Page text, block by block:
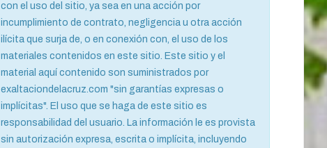
con el uso del sitio, ya sea en una acción por
incumplimiento de contrato, negligencia u otra acción
ilícita que surja de, o en conexión con, el uso de los
materiales contenidos en este sitio. Este sitio y el
material aquí contenido son suministrados por
exaltaciondelacruz.com "sin garantías expresas o
implícitas". El uso que se haga de este sitio es
responsabilidad del usuario. La información le es provista
sin autorización expresa, escrita o implícita, incluyendo